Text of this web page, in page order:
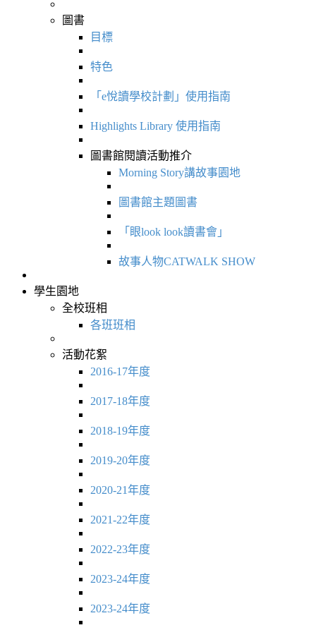
圖書
目標
特色
「e悅讀學校計劃」使用指南
Highlights Library 使用指南
圖書館閱讀活動推介
Morning Story講故事園地
圖書館主題圖書
「眼look look讀書會」
故事人物CATWALK SHOW
學生園地
全校班相
各班班相
活動花絮
2016-17年度
2017-18年度
2018-19年度
2019-20年度
2020-21年度
2021-22年度
2022-23年度
2023-24年度
2023-24年度